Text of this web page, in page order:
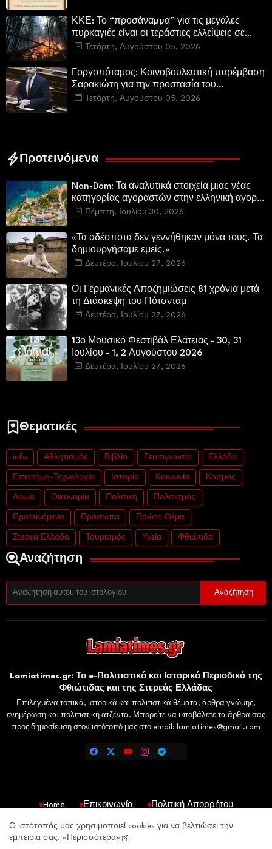
ΚΚΕ: Το “προσάναµµα” για τις μεγάλες
πυρκαγιές είναι οι τεράστιες ελλείψεις σε
µέσα και προσωπικό στην Πυροσβεστική και
Τετάρτη, Αυγούστου 05, 2026
Γοργοπόταμος: Κοινοβουλευτική παρέμβαση
Σαρακιώτη για την προστασία του
εμβληματικού φυσικού και ιστορικού
Τετάρτη, Αυγούστου 05, 2026
Προτεινόμενα
Non-Dom: Τα αναλυτικά στοιχεία μιας νέας
κατηγορίας αγοραστών στην ελληνική αγορά
πολυτελών κατοικιών
Πέμπτη, Ιουλίου 30, 2026
«Τα αδέσποτα δεν γεννήθηκαν μόνα τους. Τα
δημιουργήσαμε εμείς.»
Δευτέρα, Ιουλίου 27, 2026
Οι Γερμανικές Αποζημιώσεις 81 χρόνια μετά
τη Διάσκεψη του Πότσνταμ
Δευτέρα, Ιουλίου 27, 2026
13ο Μουσικό Φεστιβάλ Ελάτειας - 30, 31
Ιουλίου - 1, 2 Αυγούστου 2026
Δευτέρα, Ιουλίου 27, 2026
Θεματικές
info Αθλητισμός Βιβλίο Γευσιγνωσία Ελλάδα
Επιστήμη-Τεχνολογία Ιστορία Κοινωνία Κόσμος
Λαμία Οικονομία Πολιτική Πολιτισμός
Προτεινόμενα Πρόσωπα Πρώτο Θέμα
Στερεά Ελλάδα Τουρισμός Υγεία Φθιώτιδα
Αναζήτηση
Lamiatimes.gr: Το e-Πολιτιστικό και Ιστορικό Περιοδικό της
Φθιώτιδας και της Στερεάς Ελλάδας
Επιλεγμένα τοπικά, ιστορικά και πολιτιστικά θέματα, άρθρα γνώμης,
ενημέρωση και πολιτιστική ατζέντα. Μπορείτε να υποβάλετε τα άρθρα σας
προς δημοσίευση στον ιστότοπό μας στο email: lamiatimes@gmail.com
Home Επικοινωνία
Πολιτική Απορρήτου
Ο ιστότοπός μας χρησιμοποιεί cookies για να βελτιώσει την
εμπειρία σας. «Περισσότερα»